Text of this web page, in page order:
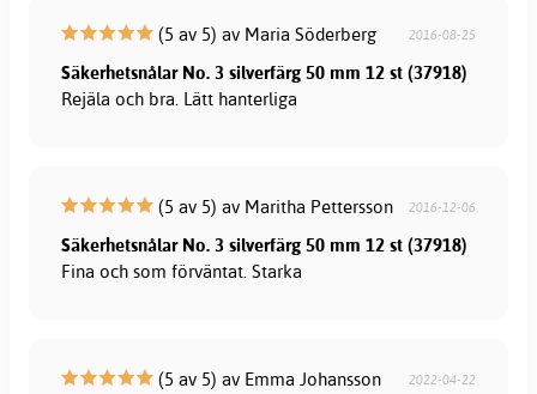
(5 av 5) av Maria Söderberg 2016-08-25
Säkerhetsnålar No. 3 silverfärg 50 mm 12 st (37918)
Rejäla och bra. Lätt hanterliga
(5 av 5) av Maritha Pettersson 2016-12-06
Säkerhetsnålar No. 3 silverfärg 50 mm 12 st (37918)
Fina och som förväntat. Starka
(5 av 5) av Emma Johansson 2022-04-22